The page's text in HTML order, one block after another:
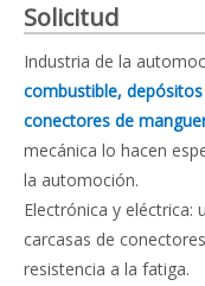
Solicitud
Industria de la
combustible,
conectores de
mecánica lo hacen
la automoción.
Electrónica y eléctrica:
carcasas de
resistencia a la fatiga.